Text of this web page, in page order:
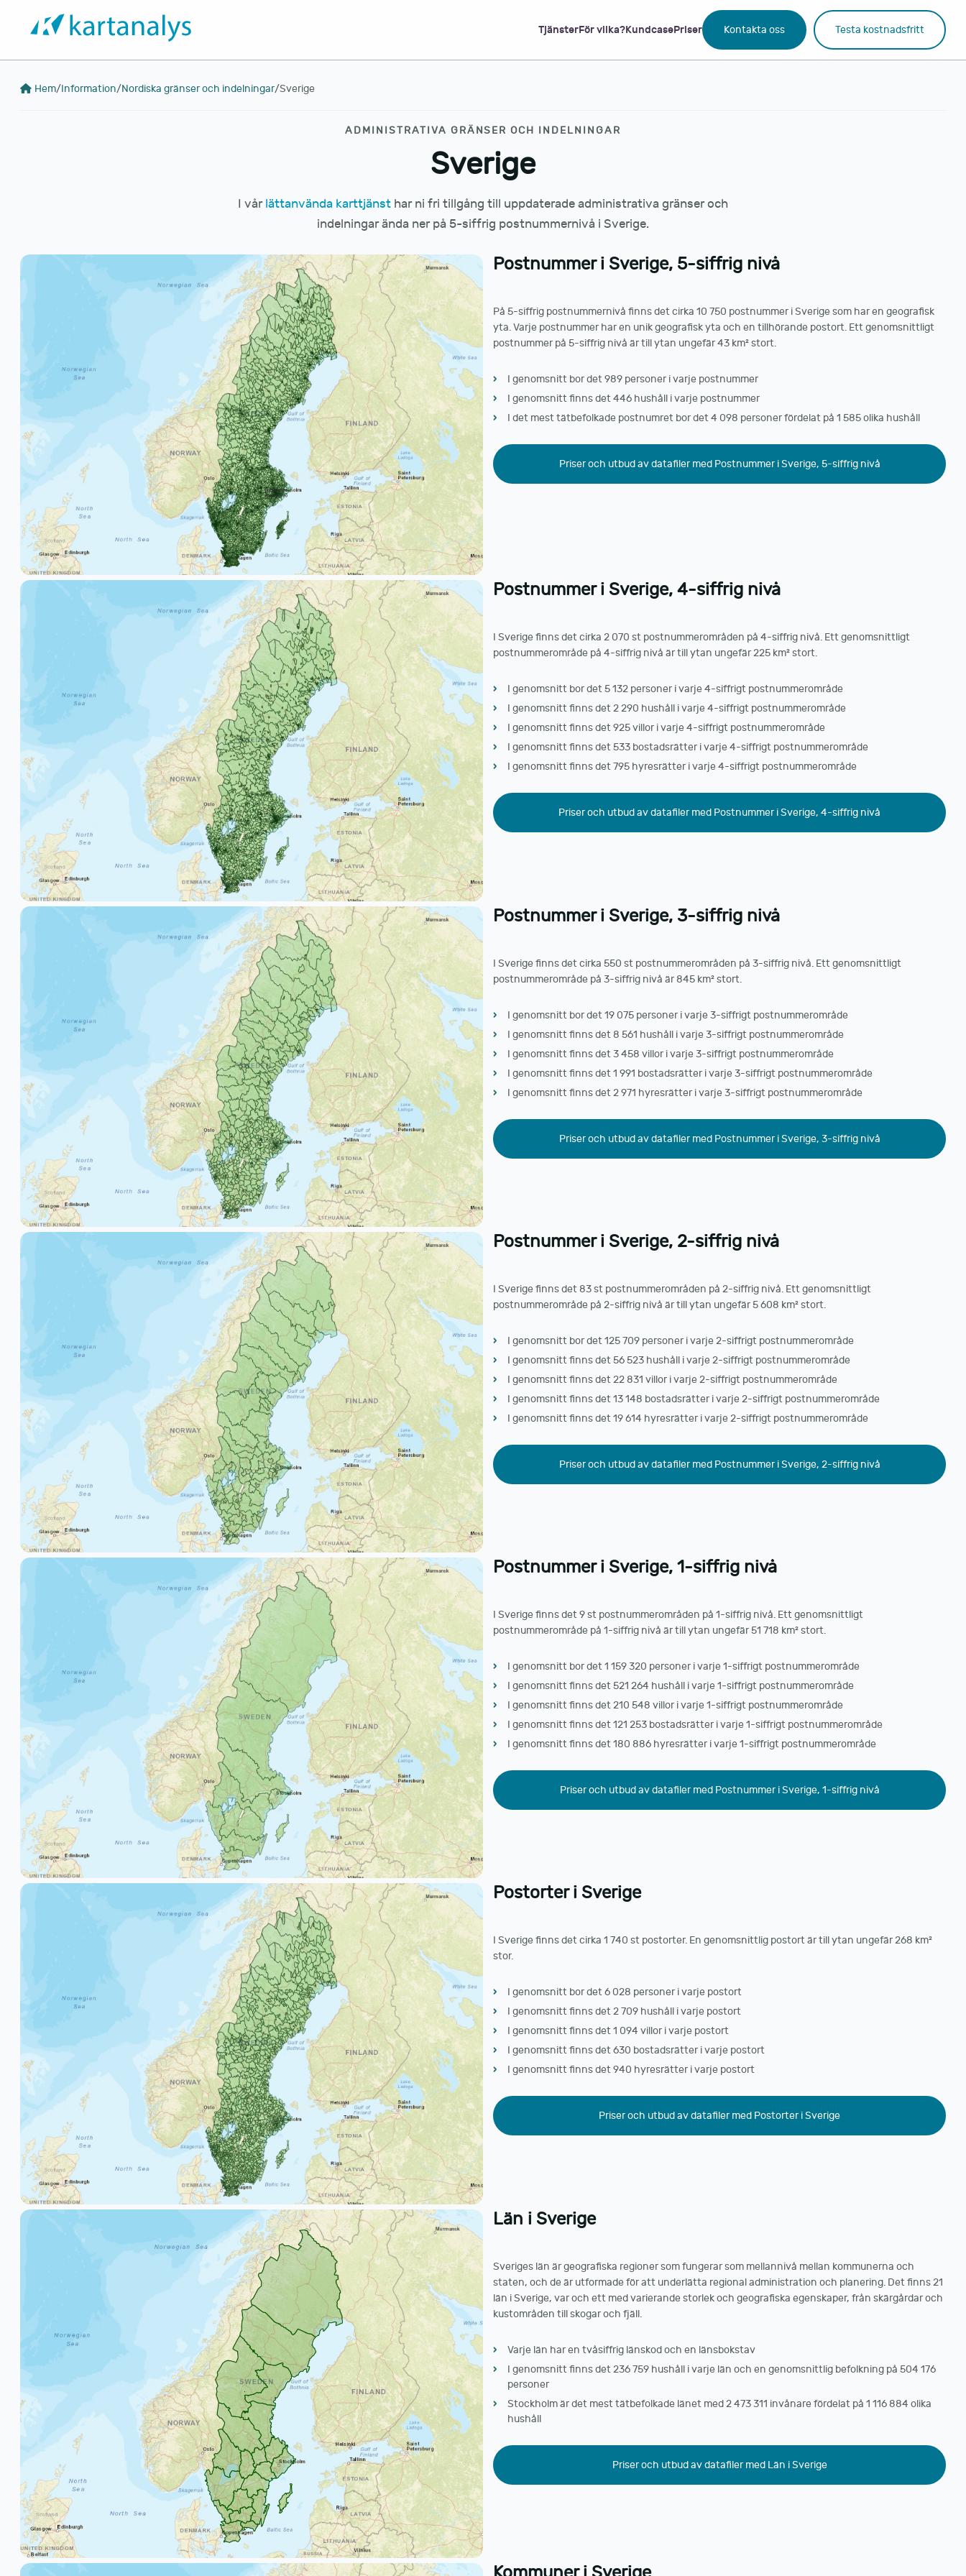
TjänsterFör vilka?KundcasePriser Kontakta oss Testa kostnadsfritt
Hem/Information/Nordiska gränser och indelningar/Sverige
ADMINISTRATIVA GRÄNSER OCH INDELNINGAR
Sverige
I vår lättanvända karttjänst har ni fri tillgång till uppdaterade administrativa gränser och
indelningar ända ner på 5-siffrig postnummernivå i Sverige.
Postnummer i Sverige, 5-siffrig nivå
På 5-siffrig postnummernivå finns det cirka 10 750 postnummer i Sverige som har en geografisk
yta. Varje postnummer har en unik geografisk yta och en tillhörande postort. Ett genomsnittligt
postnummer på 5-siffrig nivå är till ytan ungefär 43 km² stort.
I genomsnitt bor det 989 personer i varje postnummer
I genomsnitt finns det 446 hushåll i varje postnummer
I det mest tätbefolkade postnumret bor det 4 098 personer fördelat på 1 585 olika hushåll
Priser och utbud av datafiler med Postnummer i Sverige, 5-siffrig nivå
Postnummer i Sverige, 4-siffrig nivå
I Sverige finns det cirka 2 070 st postnummerområden på 4-siffrig nivå. Ett genomsnittligt
postnummerområde på 4-siffrig nivå är till ytan ungefär 225 km² stort.
I genomsnitt bor det 5 132 personer i varje 4-siffrigt postnummerområde
I genomsnitt finns det 2 290 hushåll i varje 4-siffrigt postnummerområde
I genomsnitt finns det 925 villor i varje 4-siffrigt postnummerområde
I genomsnitt finns det 533 bostadsrätter i varje 4-siffrigt postnummerområde
I genomsnitt finns det 795 hyresrätter i varje 4-siffrigt postnummerområde
Priser och utbud av datafiler med Postnummer i Sverige, 4-siffrig nivå
Postnummer i Sverige, 3-siffrig nivå
I Sverige finns det cirka 550 st postnummerområden på 3-siffrig nivå. Ett genomsnittligt
postnummerområde på 3-siffrig nivå är 845 km² stort.
I genomsnitt bor det 19 075 personer i varje 3-siffrigt postnummerområde
I genomsnitt finns det 8 561 hushåll i varje 3-siffrigt postnummerområde
I genomsnitt finns det 3 458 villor i varje 3-siffrigt postnummerområde
I genomsnitt finns det 1 991 bostadsrätter i varje 3-siffrigt postnummerområde
I genomsnitt finns det 2 971 hyresrätter i varje 3-siffrigt postnummerområde
Priser och utbud av datafiler med Postnummer i Sverige, 3-siffrig nivå
Postnummer i Sverige, 2-siffrig nivå
I Sverige finns det 83 st postnummerområden på 2-siffrig nivå. Ett genomsnittligt
postnummerområde på 2-siffrig nivå är till ytan ungefär 5 608 km² stort.
I genomsnitt bor det 125 709 personer i varje 2-siffrigt postnummerområde
I genomsnitt finns det 56 523 hushåll i varje 2-siffrigt postnummerområde
I genomsnitt finns det 22 831 villor i varje 2-siffrigt postnummerområde
I genomsnitt finns det 13 148 bostadsrätter i varje 2-siffrigt postnummerområde
I genomsnitt finns det 19 614 hyresrätter i varje 2-siffrigt postnummerområde
Priser och utbud av datafiler med Postnummer i Sverige, 2-siffrig nivå
Postnummer i Sverige, 1-siffrig nivå
I Sverige finns det 9 st postnummerområden på 1-siffrig nivå. Ett genomsnittligt
postnummerområde på 1-siffrig nivå är till ytan ungefär 51 718 km² stort.
I genomsnitt bor det 1 159 320 personer i varje 1-siffrigt postnummerområde
I genomsnitt finns det 521 264 hushåll i varje 1-siffrigt postnummerområde
I genomsnitt finns det 210 548 villor i varje 1-siffrigt postnummerområde
I genomsnitt finns det 121 253 bostadsrätter i varje 1-siffrigt postnummerområde
I genomsnitt finns det 180 886 hyresrätter i varje 1-siffrigt postnummerområde
Priser och utbud av datafiler med Postnummer i Sverige, 1-siffrig nivå
Postorter i Sverige
I Sverige finns det cirka 1 740 st postorter. En genomsnittlig postort är till ytan ungefär 268 km²
stor.
I genomsnitt bor det 6 028 personer i varje postort
I genomsnitt finns det 2 709 hushåll i varje postort
I genomsnitt finns det 1 094 villor i varje postort
I genomsnitt finns det 630 bostadsrätter i varje postort
I genomsnitt finns det 940 hyresrätter i varje postort
Priser och utbud av datafiler med Postorter i Sverige
Län i Sverige
Sveriges län är geografiska regioner som fungerar som mellannivå mellan kommunerna och
staten, och de är utformade för att underlätta regional administration och planering. Det finns 21
län i Sverige, var och ett med varierande storlek och geografiska egenskaper, från skärgårdar och
kustområden till skogar och fjäll.
Varje län har en tvåsiffrig länskod och en länsbokstav
I genomsnitt finns det 236 759 hushåll i varje län och en genomsnittlig befolkning på 504 176
personer
Stockholm är det mest tätbefolkade länet med 2 473 311 invånare fördelat på 1 116 884 olika
hushåll
Priser och utbud av datafiler med Län i Sverige